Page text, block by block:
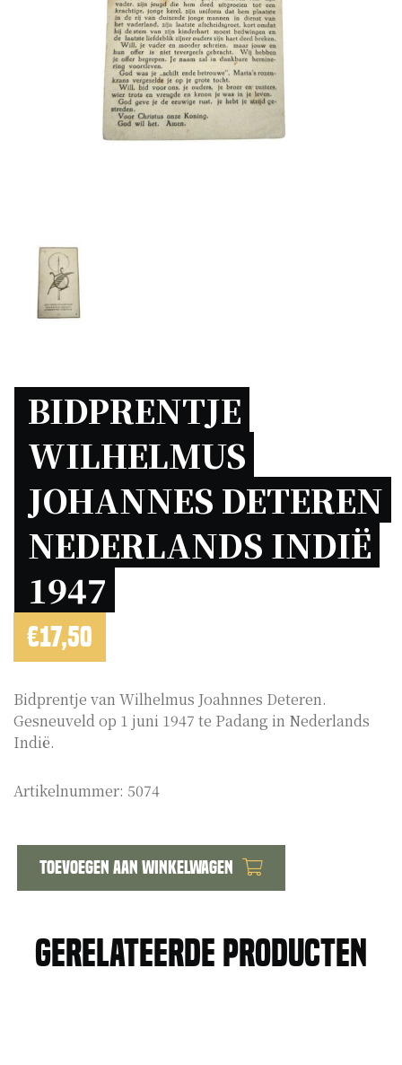
BIDPRENTJE
WILHELMUS
JOHANNES DETEREN
NEDERLANDS INDIË
1947
€17,50
Bidprentje van Wilhelmus Joahnnes Deteren.
Gesneuveld op 1 juni 1947 te Padang in Nederlands
Indië.
Artikelnummer: 5074
Deteren
Nederlands
Toevoegen aan winkelwagen
Gerelateerde producten